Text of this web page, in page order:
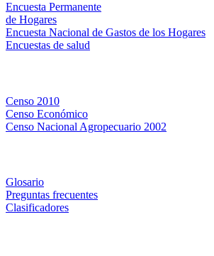
Encuesta Permanente
de Hogares
Encuesta Nacional de Gastos de los Hogares
Encuestas de salud
Censo 2010
Censo Económico
Censo Nacional Agropecuario 2002
Glosario
Preguntas frecuentes
Clasificadores